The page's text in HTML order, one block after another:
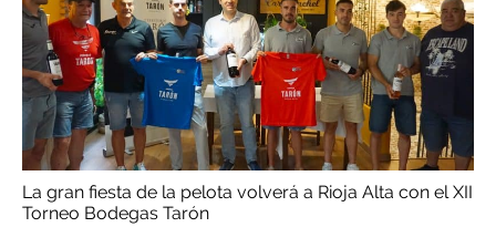
La gran fiesta de la pelota volverá a Rioja Alta con el XII
Torneo Bodegas Tarón